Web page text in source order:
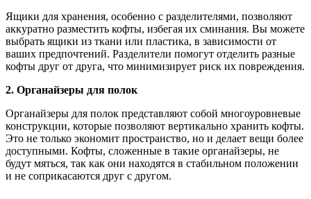
Ящики для хранения, особенно с разделителями, позволяют
аккуратно разместить кофты, избегая их сминания. Вы можете
выбрать ящики из ткани или пластика, в зависимости от
ваших предпочтений. Разделители помогут отделить разные
кофты друг от друга, что минимизирует риск их повреждения.
2. Органайзеры для полок
Органайзеры для полок представляют собой многоуровневые
конструкции, которые позволяют вертикально хранить кофты.
Это не только экономит пространство, но и делает вещи более
доступными. Кофты, сложенные в такие органайзеры, не
будут мяться, так как они находятся в стабильном положении
и не соприкасаются друг с другом.